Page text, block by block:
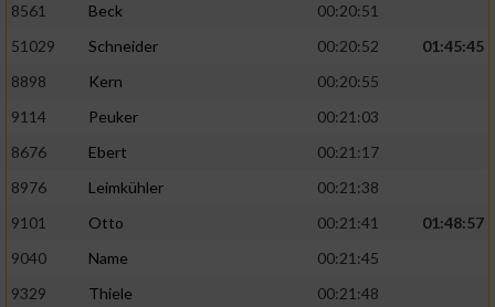
8561
Beck
00:20:51
51029
Schneider 00:20:52
01:45:45
8898
Kern
00:20:55
9114
Peuker
00:21:03
8676
Ebert
00:21:17
8976
Leimkühler
00:21:38
9101
Otto 00:21:41
01:48:57
9040
Name
00:21:45
9329
Thiele
00:21:48